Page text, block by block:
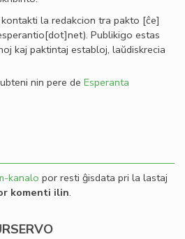
la redakcion tra pakto [ĉe]
. Publikigo estas
kaj paktintaj establoj, laŭdiskrecia
nin pere de Esperanta
kanalo por resti ĝisdata pri la lastaj
komenti ilin.